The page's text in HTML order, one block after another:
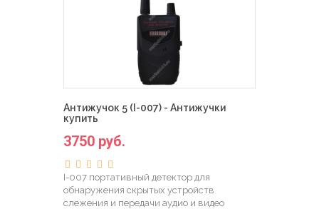
Антижучок 5 (I-007) - Антижучки
купить
3750 руб.
I-007 портативный детектор для
обнаружения скрытых устройств
слежения и передачи аудио и видео